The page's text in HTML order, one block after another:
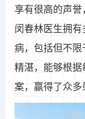
享有很高的声誉
闵春林医生拥
病，包括但不
精湛，能够根据
案，赢得了众多